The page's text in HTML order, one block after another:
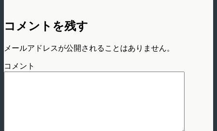
コメントを残す
メールアドレスが公開されることはありません。
コメント